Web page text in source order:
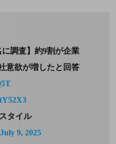
に調査】約9割が企業
意欲が増したと回答
タイル
July 9, 2025